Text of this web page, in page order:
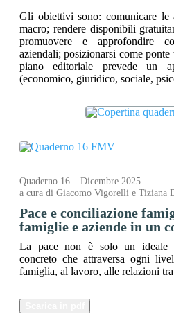
Gli obiettivi sono: comunicare
macro; rendere disponibili
promuovere e approfondire
aziendali; posizionarsi come
piano editoriale prevede un
(economico, giuridico, sociale,
Quaderno 16 – Dicembre 2025
a cura di Giacomo Vigorelli e Tiziana
Pace e conciliazione
famiglie e aziende in un
La pace non è solo un ideale
concreto che attraversa ogni
famiglia, al lavoro, alle relazioni